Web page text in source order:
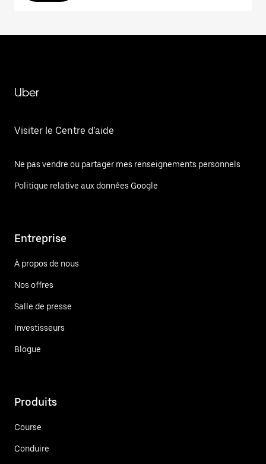
Uber
Visiter le Centre d'aide
Ne pas vendre ou partager mes renseignements personnels
Politique relative aux données Google
Entreprise
À propos de nous
Nos offres
Salle de presse
Investisseurs
Blogue
Produits
Course
Conduire